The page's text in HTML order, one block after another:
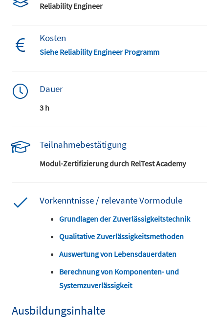
Reliability Engineer
Kosten
Siehe Reliability Engineer Programm
Dauer
3 h
Teilnahmebestätigung
Modul-Zertifizierung durch RelTest Academy
Vorkenntnisse / relevante Vormodule
Grundlagen der Zuverlässigkeitstechnik
Qualitative Zuverlässigkeitsmethoden
Auswertung von Lebensdauerdaten
Berechnung von Komponenten- und
Systemzuverlässigkeit
Ausbildungsinhalte